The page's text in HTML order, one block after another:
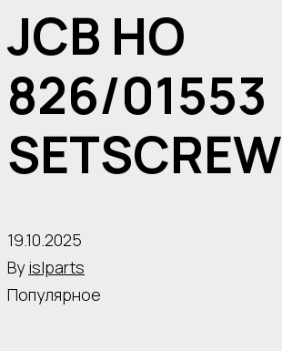
JCB HO
826/01553
SETSCREW
19.10.2025
By islparts
Популярное